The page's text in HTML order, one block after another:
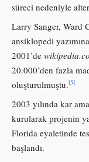
süreci nedeniyle
Larry Sanger, Ward
ansiklopedi
2001’de
20.000’den fazla
oluşturulmuştu.[5]
2003 yılında kar
kurularak projenin
Florida eyaletinde
başlandı.